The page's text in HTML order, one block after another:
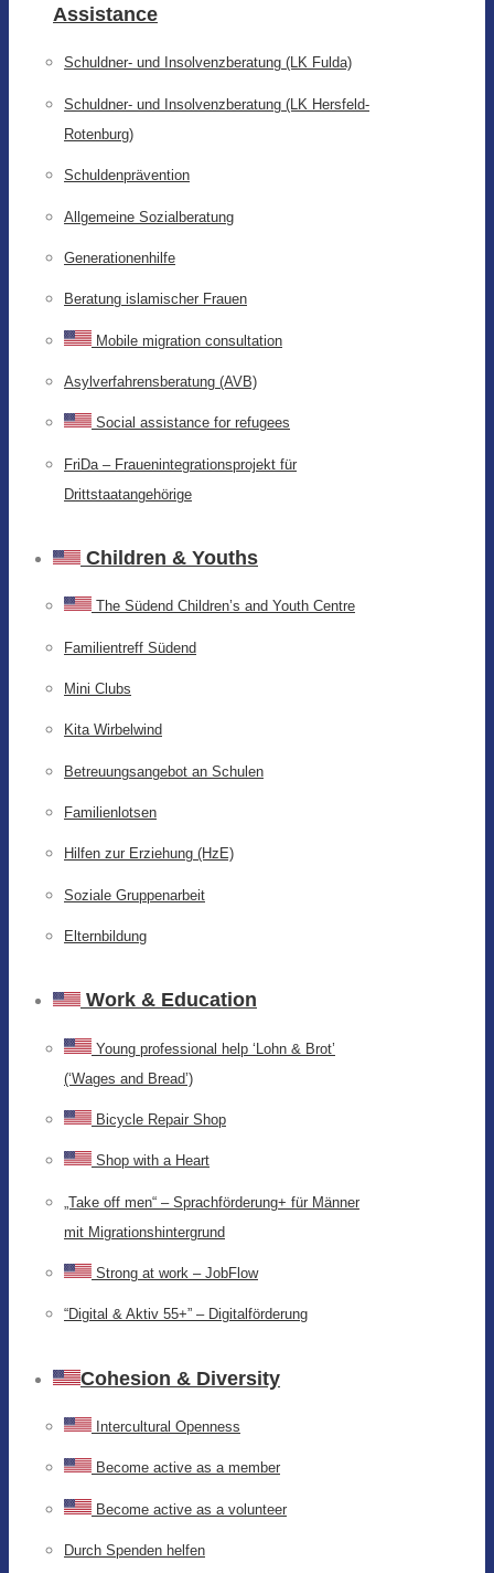
Assistance
Schuldner- und Insolvenzberatung (LK Fulda)
Schuldner- und Insolvenzberatung (LK Hersfeld-
Rotenburg)
Schuldenprävention
Allgemeine Sozialberatung
Generationenhilfe
Beratung islamischer Frauen
Mobile migration consultation
Asylverfahrensberatung (AVB)
Social assistance for refugees
FriDa – Frauenintegrationsprojekt für
Drittstaatangehörige
Children & Youths
The Südend Children’s and Youth Centre
Familientreff Südend
Mini Clubs
Kita Wirbelwind
Betreuungsangebot an Schulen
Familienlotsen
Hilfen zur Erziehung (HzE)
Soziale Gruppenarbeit
Elternbildung
Work & Education
Young professional help ‘Lohn & Brot’
(‘Wages and Bread’)
Bicycle Repair Shop
Shop with a Heart
„Take off men“ – Sprachförderung+ für Männer
mit Migrationshintergrund
Strong at work – JobFlow
“Digital & Aktiv 55+” – Digitalförderung
Cohesion & Diversity
Intercultural Openness
Become active as a member
Become active as a volunteer
Durch Spenden helfen